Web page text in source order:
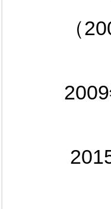
（
2009